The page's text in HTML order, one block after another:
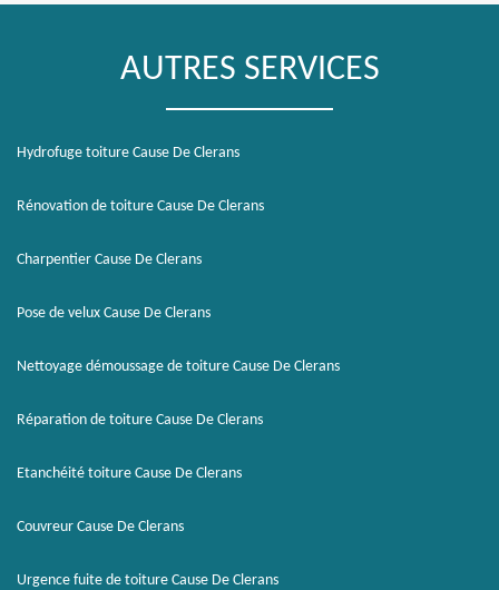
AUTRES SERVICES
Hydrofuge toiture Cause De Clerans
Rénovation de toiture Cause De Clerans
Charpentier Cause De Clerans
Pose de velux Cause De Clerans
Nettoyage démoussage de toiture Cause De Clerans
Réparation de toiture Cause De Clerans
Etanchéité toiture Cause De Clerans
Couvreur Cause De Clerans
Urgence fuite de toiture Cause De Clerans